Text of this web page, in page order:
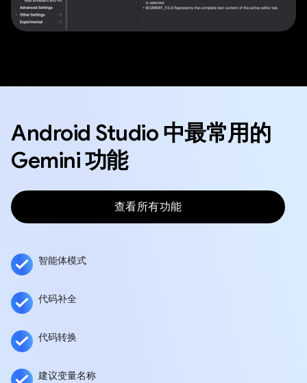
Android Studio 中最常用的
Gemini 功能
查看所有功能
智能体模式
代码补全
代码转换
建议变量名称